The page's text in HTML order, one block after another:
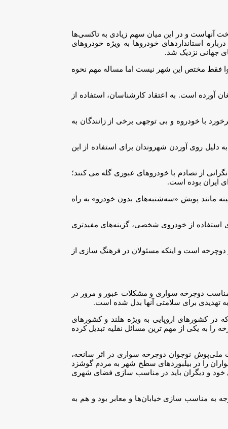
آنهاست و در این میان سهم زیادی به تاکسی‌ها
استانداردهای خودروها به ویژه خودروهای
جهانی نزدیک شد.
فقط مختص این شهر نیست اما مساله مهم نحوه
آورده است. به اعتقاد کارشناسان، استفاده از
با خودروه و بی توجهی برخی از زانندگان به
که این آمار در پنج ماه اخیر به دلیل روی آوردن شهروندان برای استفاده از این
از تصادم با خودروهای عبوری گله می کنند؛
ایران بوده است.
مانند پویش «سه‌شنبه‌های بدون خودرو» به راه
از خودروی شخصی، گزینه‌های مفیدتری
دوچرخه است و اینکه مسئولان در فرهنگ سازی از
دوچرخه سواری و مشکلات عبور و مرور در
برای سلامتی آنها بدل شده است.
کشورهای اروپایی به ویژه هلند و کشورهای
را به یکی از مهم ترین مسائل نقلیه تبدیل کرده
نوجوان دوچرخه سواری در اثر سانحه،
را در بیلبوردهای سطح شهر به مردم گوشزد
خود و دیگران باید در مناسب سازی فضای شهری
به مناسب سازی خیابان‌ها و معابر بود و هم به